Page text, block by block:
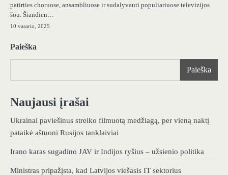
patirties choruose, ansambliuose ir sudalyvauti populiariuose televizijos
šou. Šiandien…
10 vasario, 2025
Paieška
Paieška
Naujausi įrašai
Ukrainai paviešinus streiko filmuotą medžiagą, per vieną naktį
pataikė aštuoni Rusijos tanklaiviai
Irano karas sugadino JAV ir Indijos ryšius – užsienio politika
Ministras pripažįsta, kad Latvijos viešasis IT sektorius